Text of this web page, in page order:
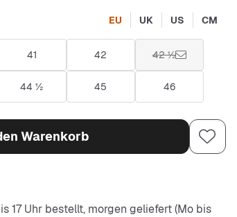
EU UK US CM
41 42 42 ½
44 ½ 45 46
Warenkorb
17 Uhr bestellt, morgen geliefert (Mo bis